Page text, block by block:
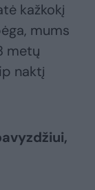
kažkokį
mums
metų
naktį